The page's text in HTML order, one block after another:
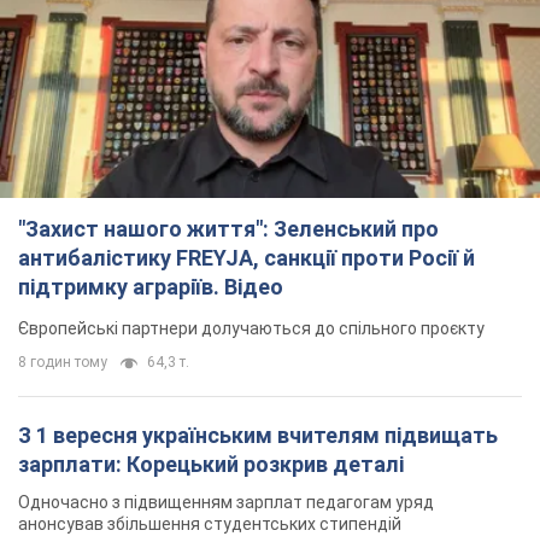
Європейські партнери долучаються до спільного проєкту
8 годин тому 64,3 т.
З 1 вересня українським вчителям підвищать
зарплати: Корецький розкрив деталі
Одночасно з підвищенням зарплат педагогам уряд
"Нам теж вони потрібні": Трамп відповів на
прохання Зеленського щодо передачі Україні
ракет для Patriot
4 години тому 612